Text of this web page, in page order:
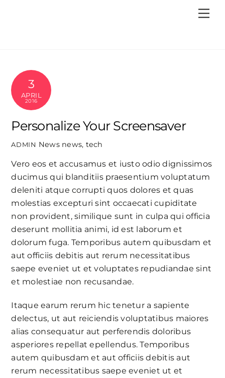
3
APRIL
2016
Personalize Your Screensaver
ADMIN News news, tech
Vero eos et accusamus et iusto odio dignissimos
ducimus qui blanditiis praesentium voluptatum
deleniti atque corrupti quos dolores et quas
molestias excepturi sint occaecati cupiditate
non provident, similique sunt in culpa qui officia
deserunt mollitia animi, id est laborum et
dolorum fuga. Temporibus autem quibusdam et
aut officiis debitis aut rerum necessitatibus
saepe eveniet ut et voluptates repudiandae sint
et molestiae non recusandae.
Itaque earum rerum hic tenetur a sapiente
delectus, ut aut reiciendis voluptatibus maiores
alias consequatur aut perferendis doloribus
asperiores repellat epellendus. Temporibus
autem quibusdam et aut officiis debitis aut
rerum necessitatibus saepe eveniet ut et